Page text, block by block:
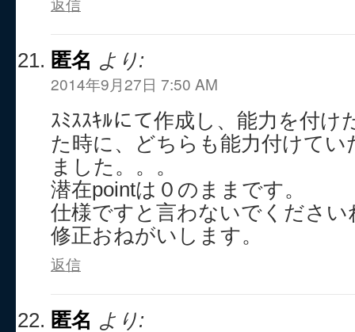
匿名 より:
2014年9月27日 7:50 AM
ｽﾐｽｽｷﾙにて作成し、能力を付け
た時に、どちらも能力付けて
ました。。。
潜在pointは０のままです。
仕様ですと言わないでください
修正おねがいします。
返信
匿名 より: